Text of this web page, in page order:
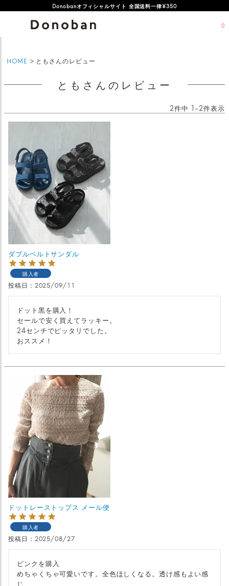
Donobanオフィシャルサイト 全国送料一律¥350
0
HOME ともさんのレビュー
ともさんのレビュー
2件中 1 -2件表示
ダブルベルトサンダル
購入者
投稿日 2025/09/11
ドット黒を購入！
セールで安く買えてラッキー。
24センチでピッタリでした。
おススメ！
ドットレーストップス メール便
購入者
投稿日 2025/08/27
ピンクを購入
めちゃくちゃ可愛いです。全色ほしくなる。透け感もよい感
じ